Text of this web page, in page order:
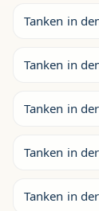
Tanken in
Tanken in
Tanken in
Tanken in
Tanken in